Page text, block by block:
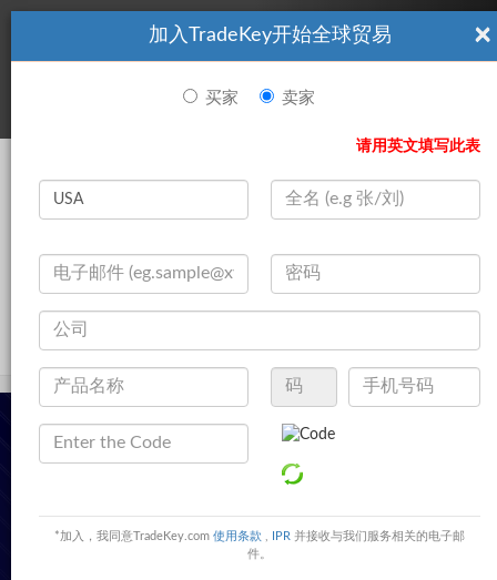
看起來你不是TradeKey.com的會員。 立即註冊，與全球超過7
百萬的進口商和出口商建立聯繫。 立即加入 |
登录
公司 |
×
加入TradeKey开始全球贸易
买家 卖家
请用英文填写此表
*加入，我同意TradeKey.com 使用条款 IPR 并接收与我们服务相关的电子邮
件。
Zhengzhou Allance Trading CO., Ltd
Jingliu Road,Zhengzhou,Henan,China